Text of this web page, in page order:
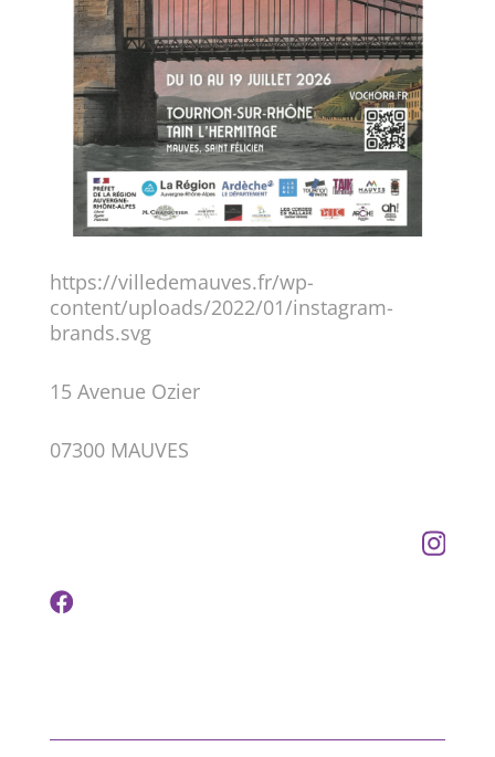
https://villedemauves.fr/wp-
content/uploads/2022/01/instagram-
brands.svg
15 Avenue Ozier
07300 MAUVES